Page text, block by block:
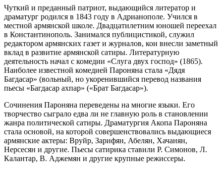
Чуткий и преданный патриот, выдающийся литератор и
драматург родился в 1843 году в Адрианополе. Учился в
местной армянской школе. Двадцатилетним юношей переехал
в Константинополь. Занимался публицистикой, служил
редактором армянских газет и журналов, кои внесли заметный
вклад в развитие армянской сатиры. Литературную
деятельность начал с комедии «Слуга двух господ» (1865).
Наиболее известной комедией Пароняна стала «Дядя
Багдасар» (вольный, но укоренившийся перевод названия
пьесы «Багдасар ахпар» («Брат Багдасар»).
Сочинения Пароняна переведены на многие языки. Его
творчество сыграло едва ли не главную роль в становлении
жанра политической сатиры. Драматургия Акопа Пароняна
стала основой, на которой совершенствовались выдающиеся
армянские актеры: Вруйр, Зарифян, Абелян, Хачанян,
Нерсесян и другие. Пьесы сатирика ставили Р. Симонов, Л.
Калантар, В. Аджемян и другие крупные режиссеры.